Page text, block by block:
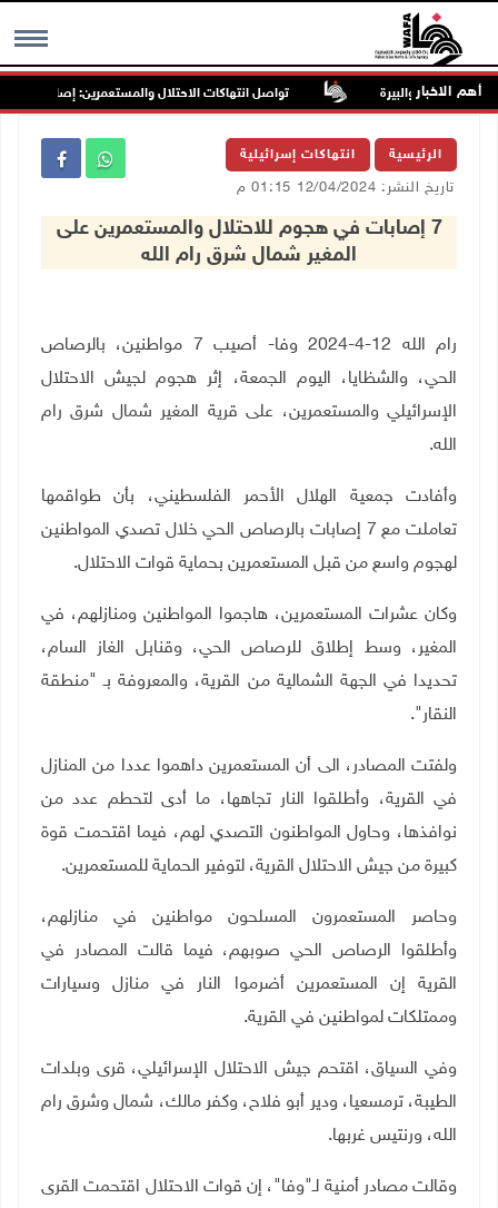
MENU أهم الاخبار تواصل انتهاكات الاحتلال والمستعمرين: إصابات
الرئيسية انتهاكات إسرائيلية
تاريخ النشر: 12/04/2024 01:15 م
7 إصابات في هجوم للاحتلال والمستعمرين على
المغير شمال شرق رام الله
رام الله 12-4-2024 وفا- أصيب 7 مواطنين، بالرصاص
الحي، والشظايا، اليوم الجمعة، إثر هجوم لجيش الاحتلال
الإسرائيلي والمستعمرين، على قرية المغير شمال شرق رام
الله.
وأفادت جمعية الهلال الأحمر الفلسطيني، بأن طواقمها
تعاملت مع 7 إصابات بالرصاص الحي خلال تصدي المواطنين
لهجوم واسع من قبل المستعمرين بحماية قوات الاحتلال.
وكان عشرات المستعمرين، هاجموا المواطنين ومنازلهم، في
المغير، وسط إطلاق للرصاص الحي، وقنابل الغاز السام،
تحديدا في الجهة الشمالية من القرية، والمعروفة بـ "منطقة
النقار".
ولفتت المصادر، الى أن المستعمرين داهموا عددا من المنازل
في القرية، وأطلقوا النار تجاهها، ما أدى لتحطم عدد من
نوافذها، وحاول المواطنون التصدي لهم، فيما اقتحمت قوة
كبيرة من جيش الاحتلال القرية، لتوفير الحماية للمستعمرين.
وحاصر المستعمرون المسلحون مواطنين في منازلهم،
وأطلقوا الرصاص الحي صوبهم، فيما قالت المصادر في
القرية إن المستعمرين أضرموا النار في منازل وسيارات
وممتلكات لمواطنين في القرية.
وفي السياق، اقتحم جيش الاحتلال الإسرائيلي، قرى وبلدات
الطيبة، ترمسعيا، ودير أبو فلاح، وكفر مالك، شمال وشرق رام
الله، ورنتيس غربها.
وقالت مصادر أمنية لـ"وفا"، إن قوات الاحتلال اقتحمت القرى